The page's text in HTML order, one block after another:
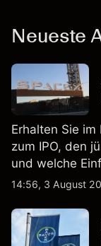
Neueste
Erhalten Sie
zum IPO, den
und welche
14:56, 3 August